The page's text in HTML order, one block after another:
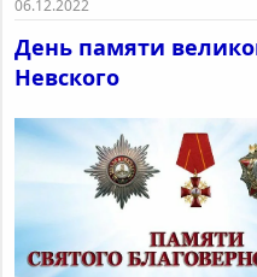
06.12.2022
День памяти
Невского